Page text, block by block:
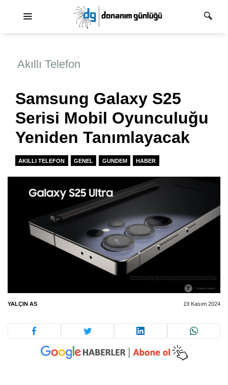
Akıllı Telefon
Samsung Galaxy S25
Serisi Mobil Oyunculuğu
Yeniden Tanımlayacak
AKILLI TELEFON GENEL GUNDEM HABER
YALÇIN AS 19 Kasım 2024